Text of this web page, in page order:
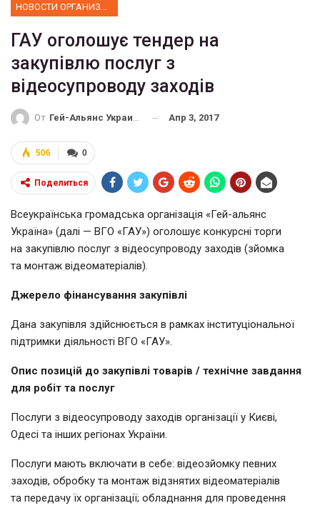
ГАУ оголошує тендер на
закупівлю послуг з
відеосупроводу заходів
От Гей-Альянс Украина Апр 3, 2017
0
506
Поделиться
Всеукраїнська громадська організація «Гей-альянс
Україна» (далі — ВГО «ГАУ») оголошує конкурсні торги
на закупівлю послуг з відеосупроводу заходів (зйомка
та монтаж відеоматеріалів).
Джерело фінансування закупівлі
Дана закупівля здійснюється в рамках інституціональної
підтримки діяльності ВГО «ГАУ».
Опис позицій до закупівлі товарів / технічне завдання
для робіт та послуг
Послуги з відеосупроводу заходів організації у Києві,
Одесі та інших регіонах України.
Послуги мають включати в себе: відеозйомку певних
заходів, обробку та монтаж відзнятих відеоматеріалів
та передачу їх організації; обладнання для проведення